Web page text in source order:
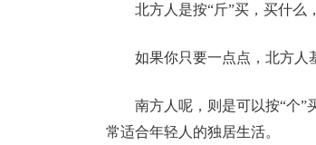
北方人是按“斤”买 ，买什么
如果你只要一点点，北方人
南方人呢，则是可以按“个”
常适合年轻人的独居生活。